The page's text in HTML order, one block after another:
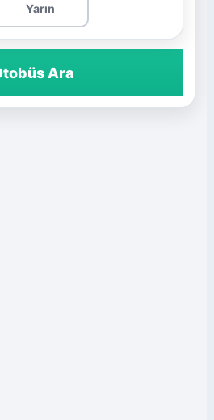
Yarın
Ara